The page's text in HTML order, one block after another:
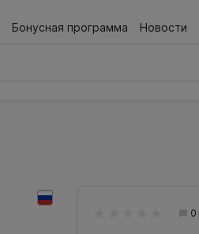
Бонусная программа Новости
0